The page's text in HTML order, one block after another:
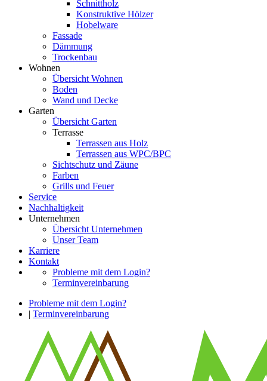
Schnittholz
Konstruktive Hölzer
Hobelware
Fassade
Dämmung
Trockenbau
Wohnen
Übersicht Wohnen
Boden
Wand und Decke
Garten
Übersicht Garten
Terrasse
Terrassen aus Holz
Terrassen aus WPC/BPC
Sichtschutz und Zäune
Farben
Grills und Feuer
Service
Nachhaltigkeit
Unternehmen
Übersicht Unternehmen
Unser Team
Karriere
Kontakt
Probleme mit dem Login?
Terminvereinbarung
Probleme mit dem Login?
| Terminvereinbarung